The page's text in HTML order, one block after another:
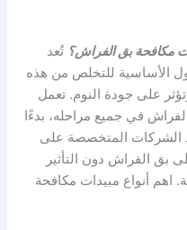
مكافحة بق الفراش؟ تُعد
الأساسية للتخلص من هذه
على جودة النوم. تعمل
في جميع مراحله، بدءًا
الشركات المتخصصة على
بق الفراش دون التأثير
اهم أنواع مبيدات مكافحة